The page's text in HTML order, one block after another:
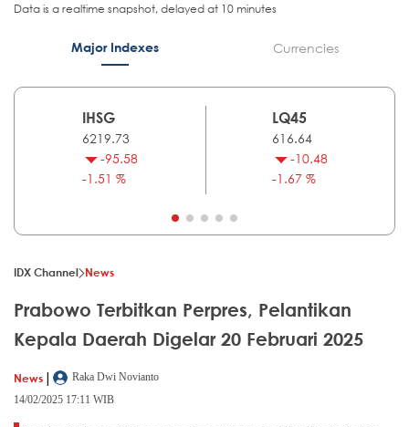
Data is a realtime snapshot, delayed at 10 minutes
Major Indexes Currencies
IHSG
6219.73
-95.58
-1.51 %
LQ45
616.64
-10.48
-1.67 %
IDX Channel News
Prabowo Terbitkan Perpres, Pelantikan
Kepala Daerah Digelar 20 Februari 2025
News |
Raka Dwi Novianto
14/02/2025 17:11 WIB